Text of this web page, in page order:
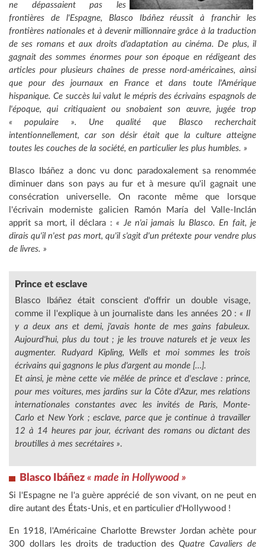
ne dépassaient pas les
frontières de l'Espagne, Blasco Ibáñez réussit à franchir les
frontières nationales et à devenir millionnaire grâce à la traduction
de ses romans et aux droits d'adaptation au cinéma. De plus, il
gagnait des sommes énormes pour son époque en rédigeant des
articles pour plusieurs chaînes de presse nord-américaines, ainsi
que pour des journaux en France et dans toute l'Amérique
hispanique. Ce succès lui valut le mépris des écrivains espagnols de
l'époque, qui critiquaient ou snobaient son œuvre, jugée trop
« populaire ». Une qualité que Blasco recherchait
intentionnellement, car son désir était que la culture atteigne
toutes les couches de la société, en particulier les plus humbles. »
Blasco Ibáñez a donc vu donc paradoxalement sa renommée
diminuer dans son pays au fur et à mesure qu'il gagnait une
consécration universelle. On raconte même que lorsque
l'écrivain moderniste galicien Ramón María del Valle-Inclán
apprit sa mort, il déclara :« Je n'ai jamais lu Blasco. En fait, je
dirais qu'il n'est pas mort, qu'il s'agit d'un prétexte pour vendre plus
de livres. »
Prince et esclave
Blasco Ibáñez était conscient d'offrir un double visage,
comme il l'explique à un journaliste dans les années 20 :« Il
y a deux ans et demi, j'avais honte de mes gains fabuleux.
Aujourd'hui, plus du tout ; je les trouve naturels et je veux les
augmenter. Rudyard Kipling, Wells et moi sommes les trois
écrivains qui gagnons le plus d'argent au monde […].
Et ainsi, je mène cette vie mêlée de prince et d'esclave : prince,
pour mes voitures, mes jardins sur la Côte d'Azur, mes relations
internationales constantes avec les invités de Paris, Monte-
Carlo et New York ; esclave, parce que je continue à travailler
12 à 14 heures par jour, écrivant des romans ou dictant des
broutilles à mes secrétaires ».
Blasco Ibáñez « made in Hollywood »
Si l'Espagne ne l'a guère apprécié de son vivant, on ne peut en
dire autant des États-Unis, et en particulier d'Hollywood !
En 1918, l'Américaine Charlotte Brewster Jordan achète pour
300 dollars les droits de traduction desQuatre Cavaliers de